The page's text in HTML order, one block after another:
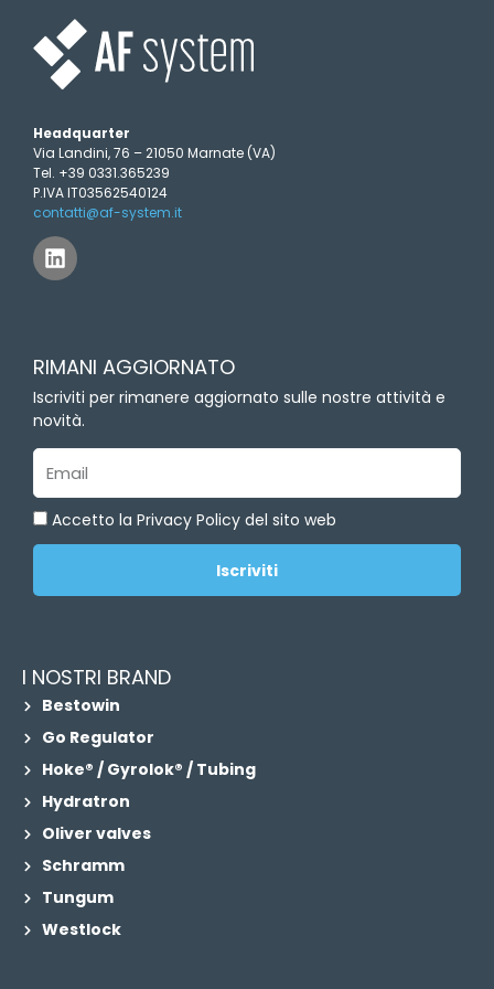
Headquarter
Via Landini, 76 – 21050 Marnate (VA)
Tel. +39 0331.365239
P.IVA IT03562540124
contatti@af-system.it
L
i
n
d
i
n
RIMANI AGGIORNATO
Iscriviti per rimanere aggiornato sulle nostre attività e
novità.
Accetto la Privacy Policy del sito web
Iscriviti
I NOSTRI BRAND
Bestowin
Go Regulator
Hoke® / Gyrolok® / Tubing
Hydratron
Oliver valves
Schramm
Tungum
Westlock